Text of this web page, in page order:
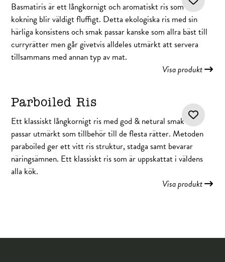
Basmatiris är ett långkornigt och aromatiskt ris som vid
kokning blir väldigt fluffigt. Detta ekologiska ris med sin
härliga konsistens och smak passar kanske som allra bäst till
curryrätter men går givetvis alldeles utmärkt att servera
tillsammans med annan typ av mat.
Visa produkt
Parboiled Ris
Ett klassiskt långkornigt ris med god & netural smak som
passar utmärkt som tillbehör till de flesta rätter. Metoden
paraboiled ger ett vitt ris struktur, stadga samt bevarar
näringsämnen. Ett klassiskt ris som är uppskattat i väldens
alla kök.
Visa produkt